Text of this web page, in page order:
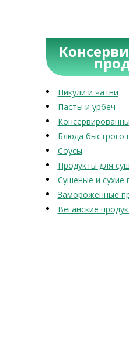
Пикули и чатни
Пасты и урбеч
Блюда быстрого
Соусы
Продукты для
Сушеные и сухие
Замороженные
Веганские